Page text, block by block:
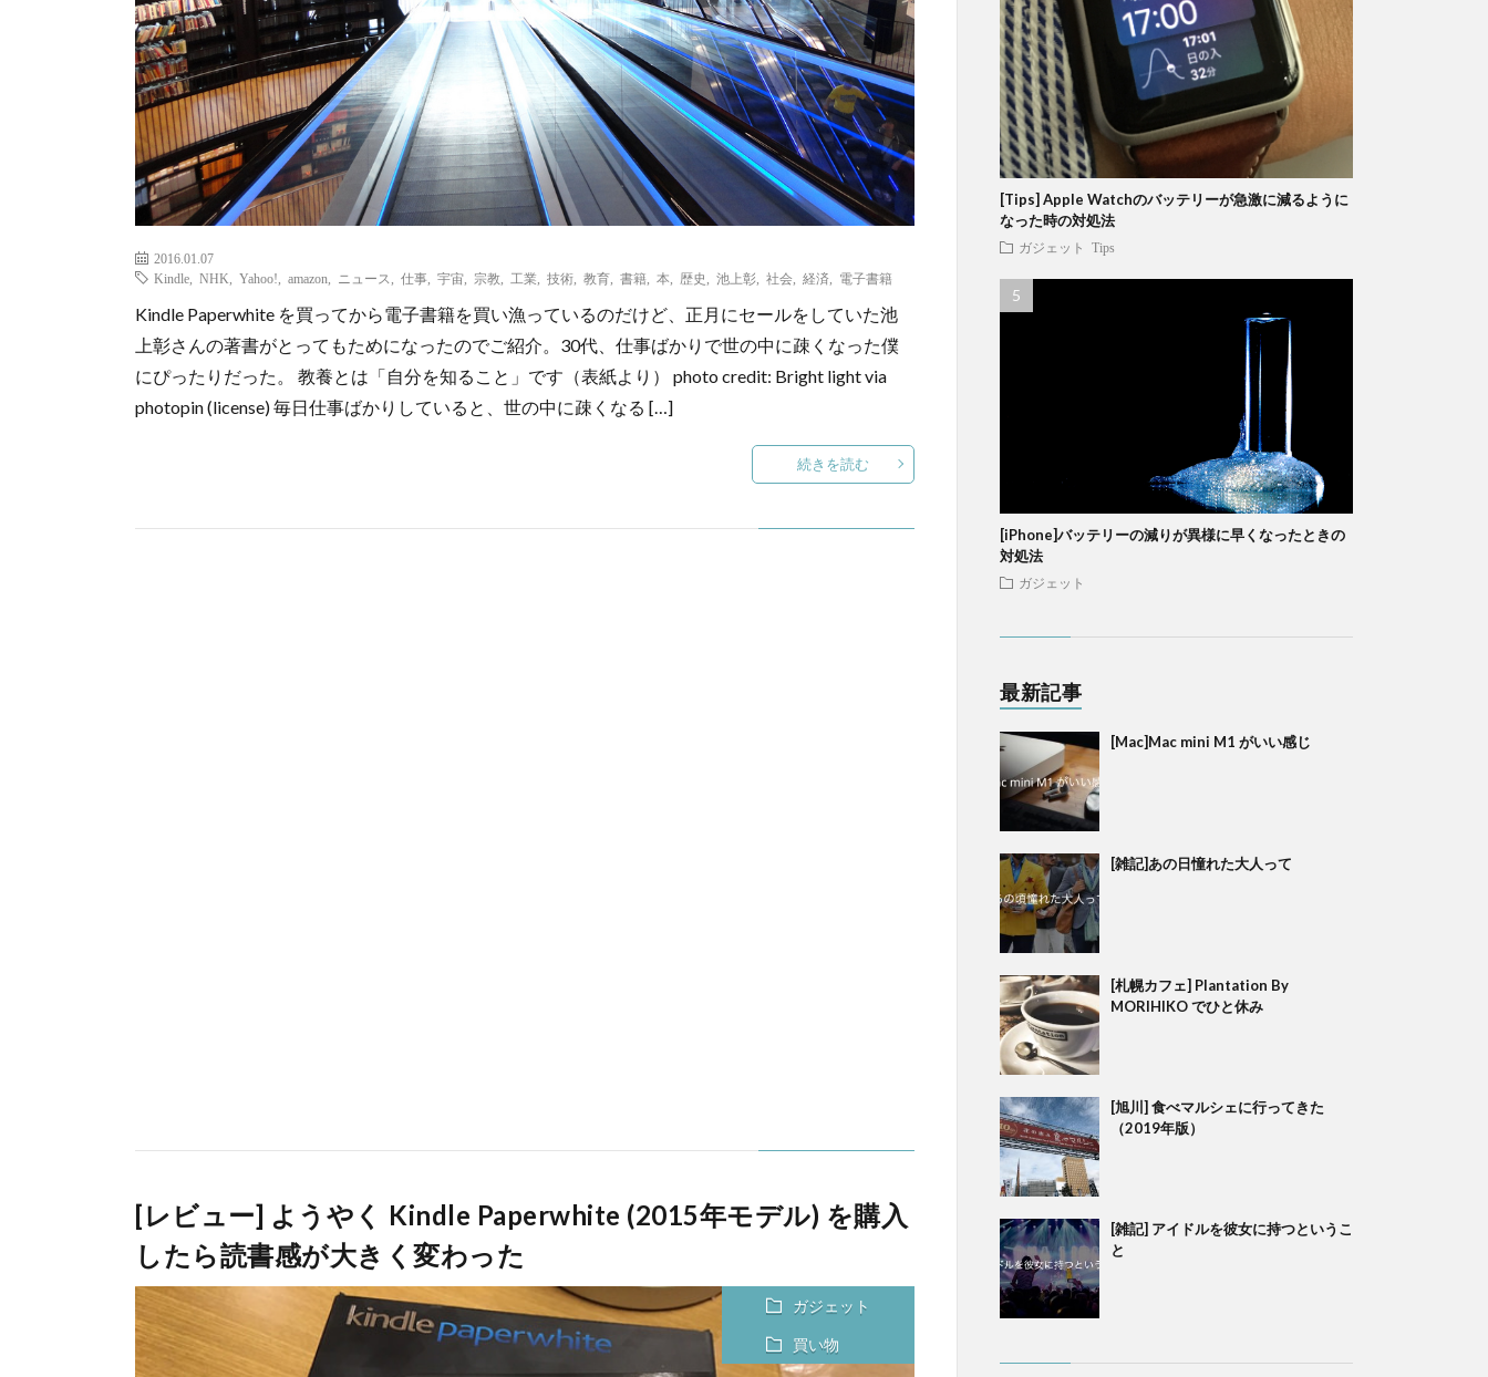
2016.01.07
Kindle
NHK Yahoo! amazon ニュース 仕事 宇宙 宗教 工業 技術 教育 書籍 本 歴史 池上彰 社会 経済 電子書籍
Kindle Paperwhite を買ってから電子書籍を買い漁っているのだけど、正月にセールをしていた池
上彰さんの著書がとってもためになったのでご紹介。30代、仕事ばかりで世の中に疎くなった僕
にぴったりだった。 教養とは「自分を知ること」です（表紙より） photo credit: Bright light via
photopin (license) 毎日仕事ばかりしていると、世の中に疎くなる […]
続きを読む
[レビュー] ようやく Kindle Paperwhite (2015年モデル) を購入
したら読書感が大きく変わった
ガジェット
買い物
[Tips] Apple Watchのバッテリーが急激に減るように
なった時の対処法
ガジェット Tips
[iPhone]バッテリーの減りが異様に早くなったときの
対処法
ガジェット
最新記事
[Mac]Mac mini M1 がいい感じ
[雑記]あの日憧れた大人って
[札幌カフェ] Plantation By
MORIHIKO でひと休み
[旭川] 食べマルシェに行ってきた
（2019年版）
[雑記] アイドルを彼女に持つというこ
と